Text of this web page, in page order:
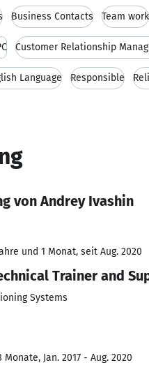
Business Contacts Team work
Customer Relationship
Language Responsible
von Andrey Ivashin
und 1 Monat, seit Aug. 2020
Trainer and
Systems
Monate, Jan. 2017 - Aug. 2020